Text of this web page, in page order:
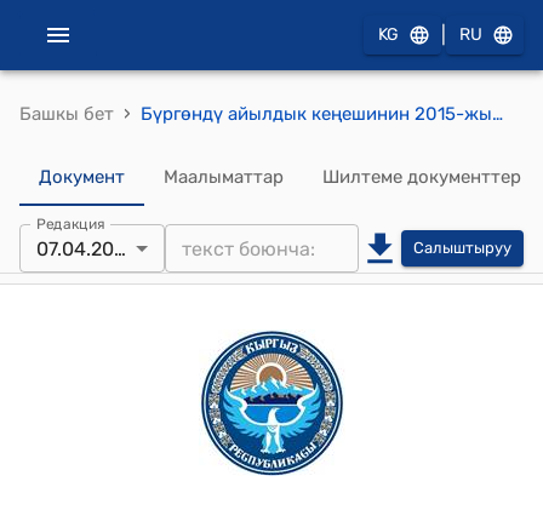
KG RU
Башкы бет › Бүргөндү айылдык кеңешинин 2015-жылдын 7-апрелиндеги № 35 "Бүргөндү айыл Өкмөтүнүн Чарбак айылынын тургуну Т.Янгибаев жөнүндө" токтому
Документ Маалыматтар Шилтеме документтер
Редакция
07.04.2015 Салыштыруу